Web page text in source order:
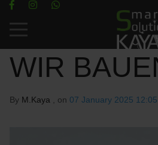
Mobile Menu Toggle
WIR
By M.Kaya , on 07 January 2025 12:05